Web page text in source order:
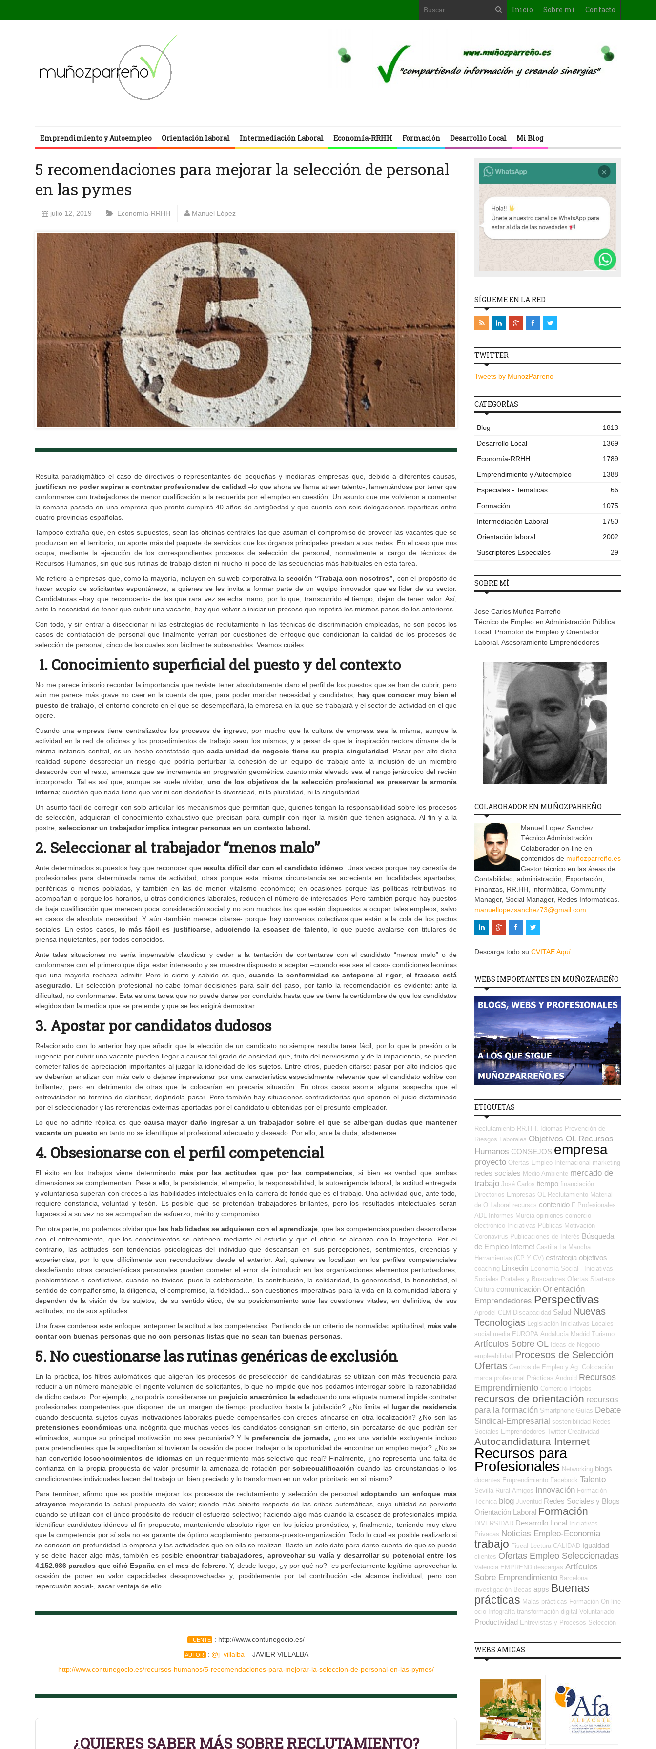
Inicio Sobre mi Contacto
Emprendimiento y Autoempleo Orientación laboral Intermediación Laboral Economía-RRHH Formación Desarrollo Local Mi Blog
5 recomendaciones para mejorar la selección de personal
en las pymes
julio 12, 2019 Economía-RRHH Manuel López
Resulta paradigmático el caso de directivos o representantes de pequeñas y medianas empresas que, debido a diferentes causas,
justifican no poder aspirar a contratar profesionales de calidad–lo que ahora se llama atraer talento-, lamentándose por tener que
conformarse con trabajadores de menor cualificación a la requerida por el empleo en cuestión. Un asunto que me volvieron a comentar
la semana pasada en una empresa que pronto cumplirá 40 años de antigüedad y que cuenta con seis delegaciones repartidas entre
cuatro provincias españolas.
Tampoco extraña que, en estos supuestos, sean las oficinas centrales las que asuman el compromiso de proveer las vacantes que se
produzcan en el territorio; un aporte más del paquete de servicios que los órganos principales prestan a sus redes. En el caso que nos
ocupa, mediante la ejecución de los correspondientes procesos de selección de personal, normalmente a cargo de técnicos de
Recursos Humanos, sin que sus rutinas de trabajo disten ni mucho ni poco de las secuencias más habituales en esta tarea.
Me refiero a empresas que, como la mayoría, incluyen en su web corporativa lasección “Trabaja con nosotros”, con el propósito de
hacer acopio de solicitantes espontáneos, a quienes se les invita a formar parte de un equipo innovador que es líder de su sector.
Candidaturas –hay que reconocerlo- de las que rara vez se echa mano, por lo que, transcurrido el tiempo, dejan de tener valor. Así,
ante la necesidad de tener que cubrir una vacante, hay que volver a iniciar un proceso que repetirá los mismos pasos de los anteriores.
Con todo, y sin entrar a diseccionar ni las estrategias de reclutamiento ni las técnicas de discriminación empleadas, no son pocos los
casos de contratación de personal que finalmente yerran por cuestiones de enfoque que condicionan la calidad de los procesos de
selección de personal, cinco de las cuales son fácilmente subsanables. Veamos cuáles.
1. Conocimiento superficial del puesto y del contexto
No me parece irrisorio recordar la importancia que reviste tener absolutamente claro el perfil de los puestos que se han de cubrir, pero
aún me parece más grave no caer en la cuenta de que, para poder maridar necesidad y candidatos, hay que conocer muy bien el
puesto de trabajo, el entorno concreto en el que se desempeñará, la empresa en la que se trabajará y el sector de actividad en el que
opere.
Cuando una empresa tiene centralizados los procesos de ingreso, por mucho que la cultura de empresa sea la misma, aunque la
actividad en la red de oficinas y los procedimientos de trabajo sean los mismos, y a pesar de que la inspiración rectora dimane de la
misma instancia central, es un hecho constatado que cada unidad de negocio tiene su propia singularidad. Pasar por alto dicha
realidad supone despreciar un riesgo que podría perturbar la cohesión de un equipo de trabajo ante la inclusión de un miembro
desacorde con el resto; amenaza que se incrementa en progresión geométrica cuanto más elevado sea el rango jerárquico del recién
incorporado. Tal es así que, aunque se suele olvidar, uno de los objetivos de la selección profesional es preservar la armonía
interna; cuestión que nada tiene que ver ni con desdeñar la diversidad, ni la pluralidad, ni la singularidad.
Un asunto fácil de corregir con solo articular los mecanismos que permitan que, quienes tengan la responsabilidad sobre los procesos
de selección, adquieran el conocimiento exhaustivo que precisan para cumplir con rigor la misión que tienen asignada. Al fin y a la
postre, seleccionar un trabajador implica integrar personas en un contexto laboral.
2. Seleccionar al trabajador “menos malo”
Ante determinados supuestos hay que reconocer que resulta difícil dar con el candidato idóneo. Unas veces porque hay carestía de
profesionales para determinada rama de actividad; otras porque esta misma circunstancia se acrecienta en localidades apartadas,
periféricas o menos pobladas, y también en las de menor vitalismo económico; en ocasiones porque las políticas retributivas no
acompañan o porque los horarios, u otras condiciones laborales, reducen el número de interesados. Pero también porque hay puestos
de baja cualificación que merecen poca consideración social y no son muchos los que están dispuestos a ocupar tales empleos, salvo
en casos de absoluta necesidad. Y aún -también merece citarse- porque hay convenios colectivos que están a la cola de los pactos
sociales. En estos casos, lo más fácil es justificarse, aduciendo la escasez de talento, lo que puede avalarse con titulares de
prensa inquietantes, por todos conocidos.
Ante tales situaciones no sería impensable claudicar y ceder a la tentación de contentarse con el candidato “menos malo” o de
conformarse con el primero que diga estar interesado y se muestre dispuesto a aceptar –cuando ese sea el caso- condiciones leoninas
que una mayoría rechaza admitir. Pero lo cierto y sabido es que, cuando la conformidad se antepone al rigor, el fracaso está
asegurado. En selección profesional no cabe tomar decisiones para salir del paso, por tanto la recomendación es evidente: ante la
dificultad, no conformarse. Esta es una tarea que no puede darse por concluida hasta que se tiene la certidumbre de que los candidatos
elegidos dan la medida que se pretende y que se les exigirá demostrar.
3. Apostar por candidatos dudosos
Relacionado con lo anterior hay que añadir que la elección de un candidato no siempre resulta tarea fácil, por lo que la presión o la
urgencia por cubrir una vacante pueden llegar a causar tal grado de ansiedad que, fruto del nerviosismo y de la impaciencia, se pueden
cometer fallos de apreciación importantes al juzgar la idoneidad de los sujetos. Entre otros, pueden citarse: pasar por alto indicios que
se deberían analizar con más celo o dejarse impresionar por una característica especialmente relevante que el candidato exhibe con
brillantez, pero en detrimento de otras que le colocarían en precaria situación. En otros casos asoma alguna sospecha que el
entrevistador no termina de clarificar, dejándola pasar. Pero también hay situaciones contradictorias que oponen el juicio dictaminado
por el seleccionador y las referencias externas aportadas por el candidato u obtenidas por el presunto empleador.
Lo que no admite réplica es que causa mayor daño ingresar a un trabajador sobre el que se albergan dudas que mantener
vacante un puesto en tanto no se identifique al profesional adecuado y deseado. Por ello, ante la duda, abstenerse.
4. Obsesionarse con el perfil competencial
El éxito en los trabajos viene determinadomás por las actitudes que por las competencias, si bien es verdad que ambas
dimensiones se complementan. Pese a ello, la persistencia, el empeño, la responsabilidad, la autoexigencia laboral, la actitud entregada
y voluntariosa superan con creces a las habilidades intelectuales en la carrera de fondo que es el trabajo. Una actividad que, ante todo,
requiere constancia, voluntad y tesón. Es posible que se pretendan trabajadores brillantes, pero los resultados intelectuales serán
fugaces si a su vez no se acompañan de esfuerzo, mérito y compromiso.
Por otra parte, no podemos olvidar que las habilidades se adquieren con el aprendizaje, que las competencias pueden desarrollarse
con el entrenamiento, que los conocimientos se obtienen mediante el estudio y que el oficio se alcanza con la trayectoria. Por el
contrario, las actitudes son tendencias psicológicas del individuo que descansan en sus percepciones, sentimientos, creencias y
experiencias, por lo que difícilmente son reconducibles desde el exterior. Así, quienes se focalizan en los perfiles competenciales
desdeñando otras características personales pueden cometer el error de introducir en las organizaciones elementos perturbadores,
problemáticos o conflictivos, cuando no tóxicos, pues la colaboración, la contribución, la solidaridad, la generosidad, la honestidad, el
sentido de compañerismo, la diligencia, el compromiso, la fidelidad… son cuestiones imperativas para la vida en la comunidad laboral y
dependen de la visión de los sujetos, de su sentido ético, de su posicionamiento ante las cuestiones vitales; en definitiva, de sus
actitudes, no de sus aptitudes.
Una frase condensa este enfoque: anteponer la actitud a las competencias. Partiendo de un criterio de normalidad aptitudinal, más vale
contar con buenas personas que no con personas listas que no sean tan buenas personas.
5. No cuestionarse las rutinas genéricas de exclusión
En la práctica, los filtros automáticos que aligeran los procesos de preselección de candidaturas se utilizan con más frecuencia para
reducir a un número manejable el ingente volumen de solicitantes, lo que no impide que nos podamos interrogar sobre la razonabilidad
de dicho cedazo. Por ejemplo, ¿no podría considerarse un prejuicio anacrónico la edadcuando una etiqueta numeral impide contratar
profesionales competentes que disponen de un margen de tiempo productivo hasta la jubilación? ¿No limita el lugar de residencia
cuando descuenta sujetos cuyas motivaciones laborales puede compensarles con creces afincarse en otra localización? ¿No son las
pretensiones económicas una incógnita que muchas veces los candidatos consignan sin criterio, sin percatarse de que podrán ser
eliminados, aunque su principal motivación no sea pecuniaria? Y la preferencia de jornada, ¿no es una variable excluyente incluso
para pretendientes que la supeditarían si tuvieran la ocasión de poder trabajar o la oportunidad de encontrar un empleo mejor? ¿No se
han convertido losconocimientos de idiomas en un requerimiento más selectivo que real? Finalmente, ¿no representa una falta de
confianza en la propia propuesta de valor presumir la amenaza de rotación porsobrecualificación cuando las circunstancias o los
condicionantes individuales hacen del trabajo un bien preciado y lo transforman en un valor prioritario en sí mismo?
Para terminar, afirmo que es posible mejorar los procesos de reclutamiento y selección de personaladoptando un enfoque más
atrayente mejorando la actual propuesta de valor; siendo más abierto respecto de las cribas automáticas, cuya utilidad se pervierte
cuando se utilizan con el único propósito de reducir el esfuerzo selectivo; haciendo algo más cuando la escasez de profesionales impida
identificar candidatos idóneos al fin propuesto; manteniendo absoluto rigor en los juicios pronóstico; y, finalmente, teniendo muy claro
que la competencia por sí sola no es garante de óptimo acoplamiento persona-puesto-organización. Todo lo cual es posible realizarlo si
se conocen en profundidad la empresa y las actividades que en ella se realizan. Baste un solo dato para darse cuenta de que se puede
y se debe hacer algo más, también es posible encontrar trabajadores, aprovechar su valía y desarrollar su potencial entre los
4.152.986 parados que cifró España en el mes de febrero. Y, desde luego, ¿y por qué no?, es perfectamente legítimo aprovechar la
ocasión de poner en valor capacidades desaprovechadas y, posiblemente por tal contribución -de alcance individual, pero con
repercusión social-, sacar ventaja de ello.
FUENTE : http://www.contunegocio.es/
AUTOR : @j_villalba – JAVIER VILLALBA
http://www.contunegocio.es/recursos-humanos/5-recomendaciones-para-mejorar-la-seleccion-de-personal-en-las-pymes/
¿QUIERES SABER MÁS SOBRE RECLUTAMIENTO?
SÍGUEME EN LA RED
TWITTER
Tweets by MunozParreno
CATEGORÍAS
Blog
1813
Desarrollo Local
1369
Economía-RRHH
1789
Emprendimiento y Autoempleo
1388
Especiales - Temáticas
66
Formación
1075
Intermediación Laboral
1750
Orientación laboral
2002
Suscriptores Especiales
29
SOBRE MÍ
Jose Carlos Muñoz Parreño
Técnico de Empleo en Administración Pública
Local. Promotor de Empleo y Orientador
Laboral. Asesoramiento Emprendedores
COLABORADOR EN MUÑOZPARREÑO
Manuel Lopez Sanchez.
Técnico Administración.
Colaborador on-line en
contenidos de muñozparreño.es
Gestor técnico en las áreas de
Contabilidad, administración, Exportación,
Finanzas, RR.HH, Informática, Community
Manager, Social Manager, Redes Informaticas.
manuellopezsanchez73@gmail.com
Descarga todo su CVITAE Aquí
WEBS IMPORTANTES EN MUÑOZPAREÑO
ETIQUETAS
Reclutamiento RR.HH. Idiomas Prevención de
Riesgos Laborales Objetivos OL Recursos
Humanos CONSEJOS empresa
proyecto Ofertas Empleo Internacional marketing
redes sociales Medio Ambiente mercado de
trabajo José Carlos tiempo financiación
Directorios Empresas OL
Reclutamiento Material
de O.Laboral recursos contenido F Profesionales
ADL
Informes Murcia opiniones comercio
electrónico Iniciativas Públicas Motivación
Coronavirus Publicaciones de Interés Búsqueda
de Empleo Internet Castilla La Mancha
Herramientas (CP Y CV) estrategia objetivos
coaching Linkedin Economía Social - Iniciativas
Sociales Portales y Buscadores Ofertas Start-ups
Cultura comunicación Orientación
Emprendedores Perspectivas
Aprodel CLM Discapacidad Salud Nuevas
Tecnologias
Legislación
Iniciativas Locales
social media EUROPA Andalucía Madrid Turismo
Artículos Sobre OL
Ideas de Negocio
empleabilidad Procesos de Selección
Ofertas Centros de Empleo y Ag. Colocación
marca profesional
Prácticas Android Recursos
Emprendimiento Comercio Infojobs
recursos de orientación recursos
para la formación Smartphone Guías Debate
Sindical-Empresarial sostenibilidad Redes
Sociales Emprendedores Twitter Creatividad
Autocandidatura Internet
Recursos para
Profesionales Networking blogs
docentes Emprendimiento Facebook Talento
Sevilla Rural Amigos Innovación Formación
Técnica blog Juventud Redes Sociales y Blogs
Orientación Laboral Formación
DIVERSIDAD Desarrollo Local Iniciativas
Privadas Noticias Empleo-Economía
trabajo Fiscal Lectura CALIDAD Igualdad
clientes Ofertas Empleo Seleccionadas
Valencia EMPREND descargas Artículos
Sobre Emprendimiento Barcelona
investigación Becas apps Buenas
prácticas Malas prácticas Formación On-line
ocio Infografía transformación digital Voluntariado
Productividad Entrevistas y Procesos Selección
WEBS AMIGAS